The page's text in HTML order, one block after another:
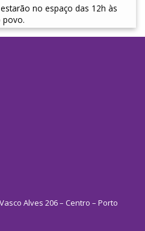
no espaço das 12h às
povo.
Alves 206 – Centro – Porto